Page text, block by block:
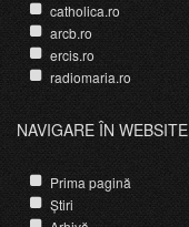
catholica.ro
arcb.ro
ercis.ro
radiomaria.ro
NAVIGARE ÎN WEBSITE
Prima pagină
Știri